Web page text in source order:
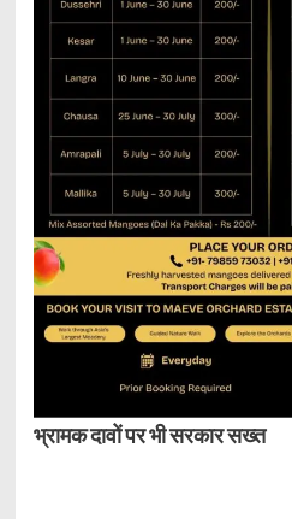
भ्रामक दावों पर भी सरकार सख्त